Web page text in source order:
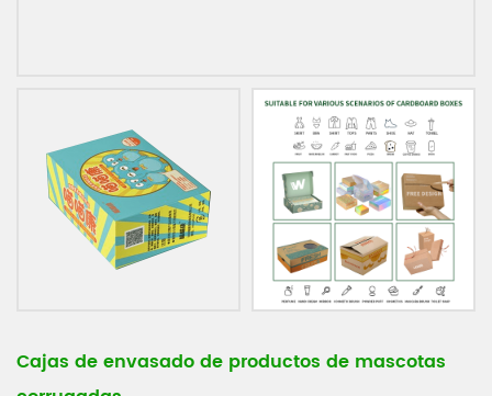
Cajas de envasado de productos de mascotas